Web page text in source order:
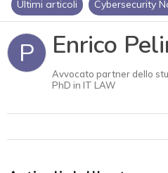
Ultimi articoli Cybersecurity
P Enrico
Avvocato partner dello
PhD in IT LAW